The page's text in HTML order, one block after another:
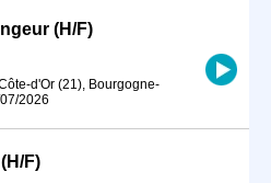
(H/F)
d'Or (21), Bourgogne-
2026
F)